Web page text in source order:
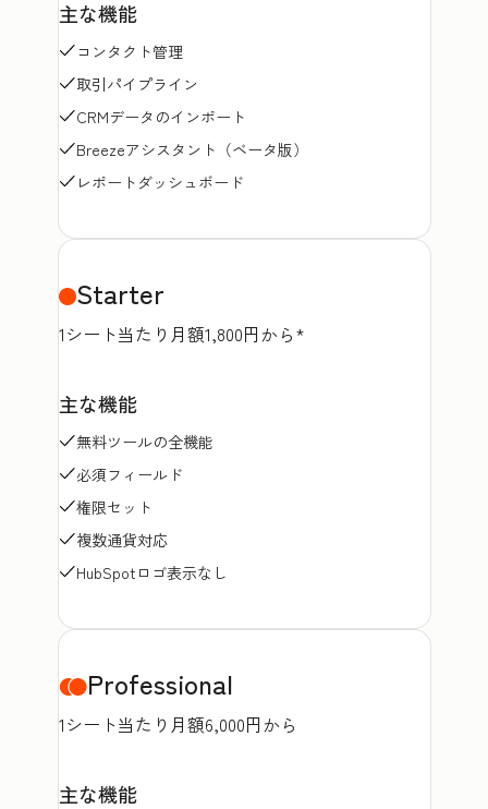
主な機能
コンタクト管理
取引パイプライン
CRMデータのインポート
Breezeアシスタント（ベータ版）
レポートダッシュボード
Starter
1シート当たり月額1,800円から*
主な機能
無料ツールの全機能
必須フィールド
権限セット
複数通貨対応
HubSpotロゴ表示なし
Professional
1シート当たり月額6,000円から
主な機能